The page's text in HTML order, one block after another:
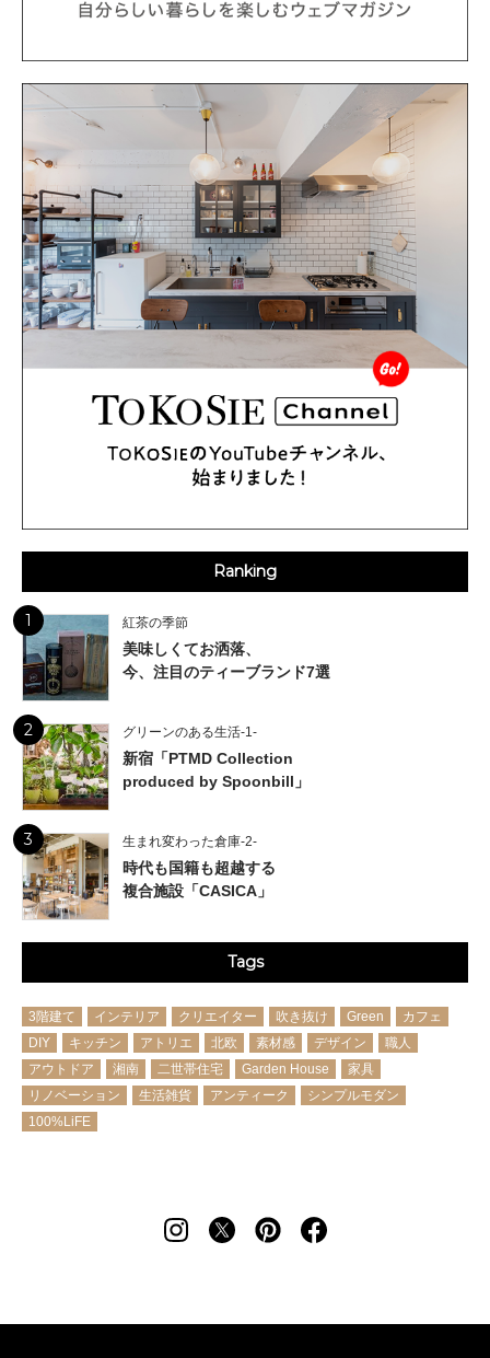
Ranking
1 紅茶の季節
美味しくてお洒落、
今、注目のティーブランド7選
2 グリーンのある生活-1-
新宿「PTMD Collection
produced by Spoonbill」
3 生まれ変わった倉庫-2-
時代も国籍も超越する
複合施設「CASICA」
Tags
3階建て インテリア クリエイター 吹き抜け Green
カフェ
DIY
キッチン アトリエ 北欧 素材感 デザイン
職人
アウトドア
湘南 二世帯住宅 Garden House
家具
リノベーション
生活雑貨 アンティーク
シンプルモダン
100%LiFE